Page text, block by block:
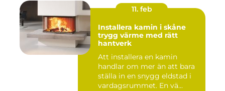
11. feb
Installera kamin i skåne
trygg värme med rätt
hantverk
Att installera en kamin
handlar om mer än att bara
ställa in en snygg eldstad i
vardagsrummet. En vä...